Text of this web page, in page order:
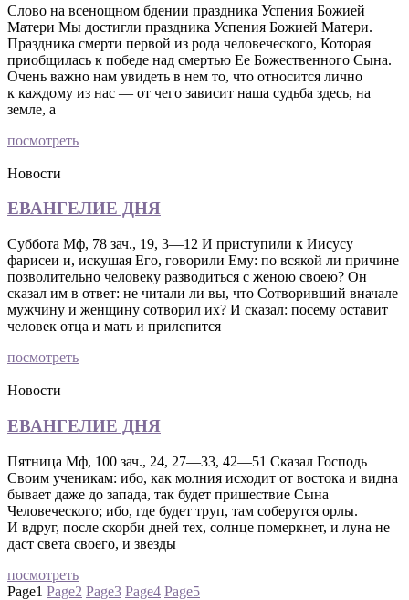
Слово на всенощном бдении праздника Успения Божией
Матери Мы достигли праздника Успения Божией Матери.
Праздника смерти первой из рода человеческого, Которая
приобщилась к победе над смертью Ее Божественного Сына.
Очень важно нам увидеть в нем то, что относится лично
к каждому из нас — от чего зависит наша судьба здесь, на
земле, а
посмотреть
Новости
ЕВАНГЕЛИЕ ДНЯ
Суббота Мф, 78 зач., 19, 3—12 И приступили к Иисусу
фарисеи и, искушая Его, говорили Ему: по всякой ли причине
позволительно человеку разводиться с женою своею? Он
сказал им в ответ: не читали ли вы, что Сотворивший вначале
мужчину и женщину сотворил их? И сказал: посему оставит
человек отца и мать и прилепится
посмотреть
Новости
ЕВАНГЕЛИЕ ДНЯ
Пятница Мф, 100 зач., 24, 27—33, 42—51 Сказал Господь
Своим ученикам: ибо, как молния исходит от востока и видна
бывает даже до запада, так будет пришествие Сына
Человеческого; ибо, где будет труп, там соберутся орлы.
И вдруг, после скорби дней тех, солнце померкнет, и луна не
даст света своего, и звезды
посмотреть
Page1 Page2 Page3 Page4 Page5